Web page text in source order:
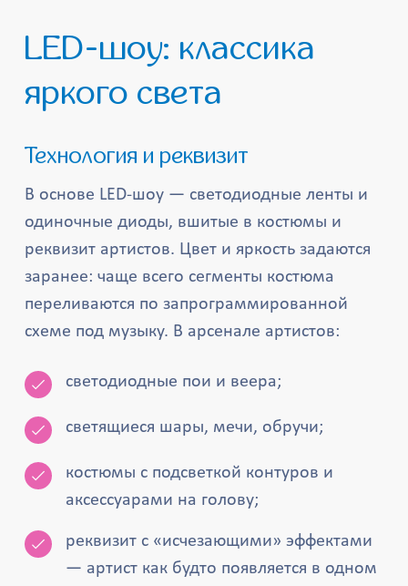
LED-шоу: классика
яркого света
Технология и реквизит
В основе LED-шоу — светодиодные ленты и
одиночные диоды, вшитые в костюмы и
реквизит артистов. Цвет и яркость задаются
заранее: чаще всего сегменты костюма
переливаются по запрограммированной
схеме под музыку. В арсенале артистов:
светодиодные пои и веера;
светящиеся шары, мечи, обручи;
костюмы с подсветкой контуров и
аксессуарами на голову;
реквизит с «исчезающими» эффектами
— артист как будто появляется в одном